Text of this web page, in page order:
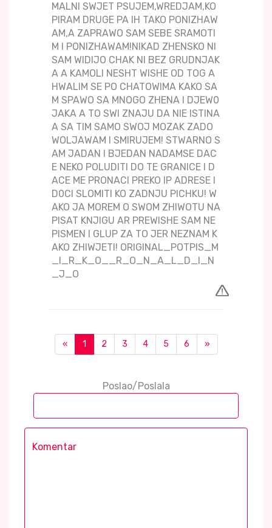
MALNI SWJET PSUJEM,WREDJAM,KO
PIRAM DRUGE PA IH TAKO PONIZHAW
AM,A ZAPRAWO SAM SEBE SRAMOTI
M I PONIZHAWAM!NIKAD ZHENSKO NI
SAM WIDIJO CHAK NI BEZ GRUDNJAK
A A KAMOLI NESHT WISHE OD TOG A
HWALIM SE PO CHATOWIMA KAKO SA
M SPAWO SA MNOGO ZHENA I DJEW0
JAKA A TO SWI ZNAJU DA NIE ISTINA
A SA TIM SAMO SWOJ MOZAK ZADO
WOLJAWAM I SMIRUJEM! STWARNO S
AM JADAN I BJEDAN NADAMSE DAC
E NEKO POLUDITI DO TE GRANICE I D
ACE ME PRONACI PREKO IP ADRESE I
D0CI SLOMITI KO ZADNJU PICHKU! W
AKO JA MOREM O SWOM ZHIWOTU NA
PISAT KNJIGU AR PREWISHE SAM NE
PISMEN I GLUP ZA TO JER NEZNAM K
AKO ZHIWJETI! ORIGINAL_POTPIS_M
_I_R_K_O__R_O_N_A_L_D_I_N
_J_O
« 1 2 3 4 5 6 »
Poslao/Poslala